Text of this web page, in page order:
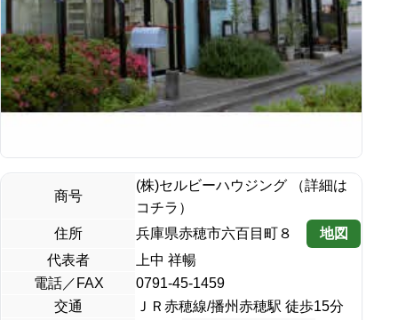
商号
(株)セルビーハウジング （詳細は
コチラ）
住所
兵庫県赤穂市六百目町８
地図
代表者
上中 祥暢
電話／FAX
0791-45-1459
交通
ＪＲ赤穂線/播州赤穂駅 徒歩15分